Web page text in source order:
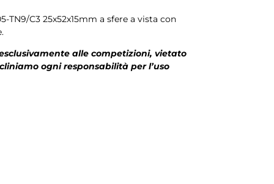
TN9/C3 25x52x15mm a sfere a vista con
alle competizioni, vietato
ogni responsabilità per l’uso